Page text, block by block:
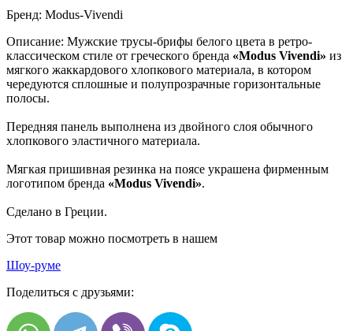
Бренд: Modus-Vivendi
Описание: Мужские трусы-брифы белого цвета в ретро-
классическом стиле от греческого бренда «Modus Vivendi» из
мягкого жаккардового хлопкового материала, в котором
чередуются сплошные и полупрозрачные горизонтальные
полосы.
Передняя панель выполнена из двойного слоя обычного
хлопкового эластичного материала.
Мягкая пришивная резинка на поясе украшена фирменным
логотипом бренда «Modus Vivendi».
Сделано в Греции.
Этот товар можно посмотреть в нашем
Шоу-руме
Поделиться с друзьями: